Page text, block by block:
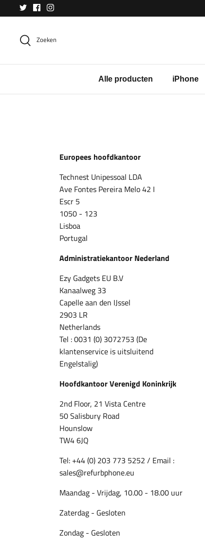
Meteen
naar
content
Zoeken
Alle producten iPhone
Europees hoofdkantoor
Technest Unipessoal LDA
Ave Fontes Pereira Melo 42 I
Escr 5
1050 - 123
Lisboa
Portugal
Administratiekantoor Nederland
Ezy Gadgets EU B.V
Kanaalweg 33
Capelle aan den IJssel
2903 LR
Netherlands
Tel : 0031 (0) 3072753 (De
klantenservice is uitsluitend
Engelstalig)
Hoofdkantoor Verenigd Koninkrijk
2nd Floor, 21 Vista Centre
50 Salisbury Road
Hounslow
TW4 6JQ
Tel: +44 (0) 203 773 5252 / Email :
sales@refurbphone.eu
Maandag - Vrijdag, 10.00 - 18.00 uur
Zaterdag - Gesloten
Zondag - Gesloten